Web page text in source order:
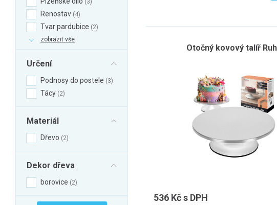
3
Renostav 4
Tvar pardubice
2
zobrazit vše
Určení
Podnosy do postele 3
Tácy 2
Materiál
Dřevo 2
Dekor dřeva
borovice 2
Otočný kovový talíř
536 Kč s DPH